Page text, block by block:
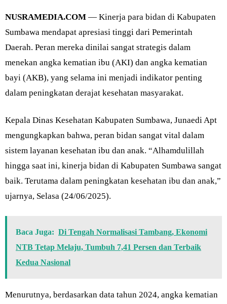
NUSRAMEDIA.COM — Kinerja para bidan di Kabupaten
Sumbawa mendapat apresiasi tinggi dari Pemerintah
Daerah. Peran mereka dinilai sangat strategis dalam
menekan angka kematian ibu (AKI) dan angka kematian
bayi (AKB), yang selama ini menjadi indikator penting
dalam peningkatan derajat kesehatan masyarakat.
Kepala Dinas Kesehatan Kabupaten Sumbawa, Junaedi Apt
mengungkapkan bahwa, peran bidan sangat vital dalam
sistem layanan kesehatan ibu dan anak. “Alhamdulillah
hingga saat ini, kinerja bidan di Kabupaten Sumbawa sangat
baik. Terutama dalam peningkatan kesehatan ibu dan anak,”
ujarnya, Selasa (24/06/2025).
Baca Juga: Di Tengah Normalisasi Tambang, Ekonomi
NTB Tetap Melaju, Tumbuh 7,41 Persen dan Terbaik
Kedua Nasional
Menurutnya, berdasarkan data tahun 2024, angka kematian